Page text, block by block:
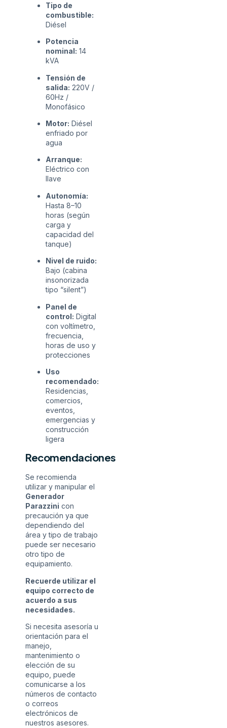
Tipo de
combustible:
Diésel
Potencia
nominal: 14
kVA
Tensión de
salida: 220V /
60Hz /
Monofásico
Motor: Diésel
enfriado por
agua
Arranque:
Eléctrico con
llave
Autonomía:
Hasta 8–10
horas (según
carga y
capacidad del
tanque)
Nivel de ruido:
Bajo (cabina
insonorizada
tipo “silent”)
Panel de
control: Digital
con voltímetro,
frecuencia,
horas de uso y
protecciones
Uso
recomendado:
Residencias,
comercios,
eventos,
emergencias y
construcción
ligera
Recomendaciones
Se recomienda
utilizar y manipular el
Generador
Parazzini con
precaución ya que
dependiendo del
área y tipo de trabajo
puede ser necesario
otro tipo de
equipamiento.
Recuerde utilizar el
equipo correcto de
acuerdo a sus
necesidades.
Si necesita asesoría u
orientación para el
manejo,
mantenimiento o
elección de su
equipo, puede
comunicarse a los
números de contacto
o correos
electrónicos de
nuestros asesores.